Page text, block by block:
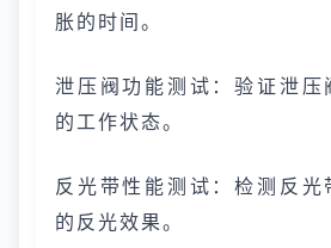
胀的时间。
泄压阀功能测试：验证泄压
的工作状态。
反光带性能测试：检测反光
的反光效果。